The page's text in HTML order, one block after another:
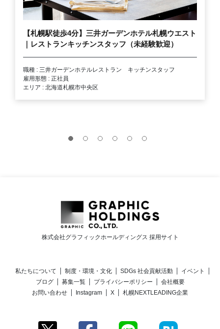
【札幌駅徒歩4分】三井ガーデンホテル札幌ウエスト
｜レストランキッチンスタッフ（未経験歓迎）
職種 : 三井ガーデンホテルレストラン キッチンスタッフ
雇用形態 : 正社員
エリア : 北海道札幌市中央区
株式会社グラフィックホールディングス 採用サイト
私たちについて 制度・環境・文化 SDGs 社会貢献活動
イベント
ブログ
募集一覧 プライバシーポリシー
会社概要
お問い合わせ
Instagram X 札幌NEXTLEADING企業